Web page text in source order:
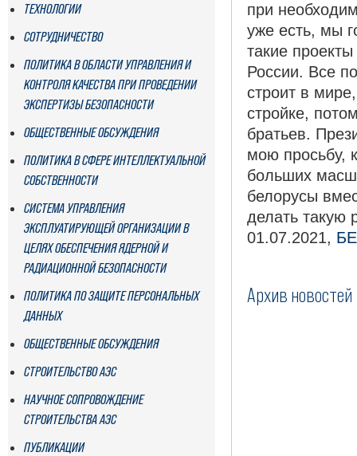
ТЕХНОЛОГИИ
СОТРУДНИЧЕСТВО
ПОЛИТИКА В ОБЛАСТИ УПРАВЛЕНИЯ И
КОНТРОЛЯ КАЧЕСТВА ПРИ ПРОВЕДЕНИИ
ЭКСПЕРТИЗЫ БЕЗОПАСНОСТИ
ОБЩЕСТВЕННЫЕ ОБСУЖДЕНИЯ
ПОЛИТИКА В СФЕРЕ ИНТЕЛЛЕКТУАЛЬНОЙ
СОБСТВЕННОСТИ
СИСТЕМА УПРАВЛЕНИЯ
ЭКСПЛУАТИРУЮЩЕЙ ОРГАНИЗАЦИИ В
ЦЕЛЯХ ОБЕСПЕЧЕНИЯ ЯДЕРНОЙ И
РАДИАЦИОННОЙ БЕЗОПАСНОСТИ
ПОЛИТИКА ПО ЗАЩИТЕ ПЕРСОНАЛЬНЫХ
ДАННЫХ
ОБЩЕСТВЕННЫЕ ОБСУЖДЕНИЯ
СТРОИТЕЛЬСТВО АЭС
НАУЧНОЕ СОПРОВОЖДЕНИЕ
СТРОИТЕЛЬСТВА АЭС
ПУБЛИКАЦИИ
при
уже есть, мы
такие
России. Все
строит в
стройке,
братьев.
мою просьбу,
больших
белорусы
делать такую
01.07.2021,
Архив новостей